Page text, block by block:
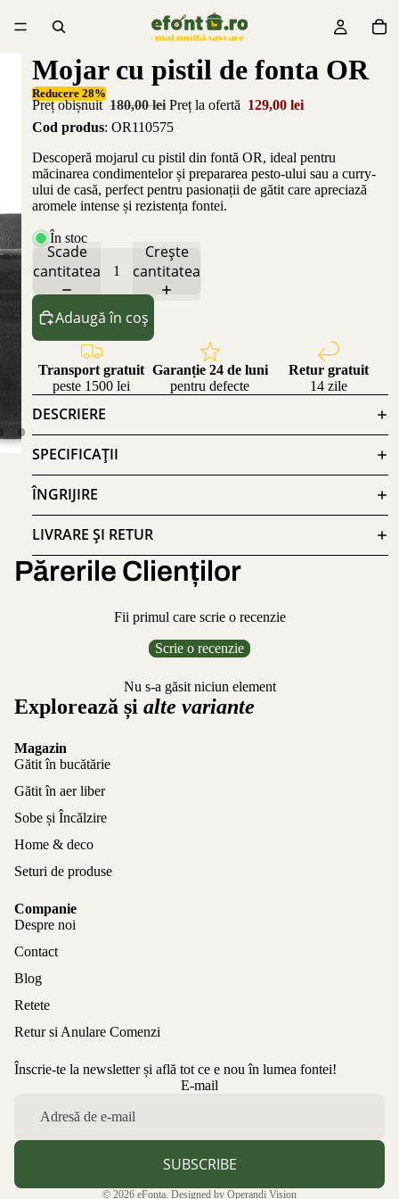
Mojar cu pistil de fonta OR
Reducere 28%
Preț obișnuit 180,00 lei Preț la ofertă 129,00 lei
Cod produs: OR110575
Descoperă mojarul cu pistil din fontă OR, ideal pentru
măcinarea condimentelor și prepararea pesto-ului sau a curry-
ului de casă, perfect pentru pasionații de gătit care apreciază
aromele intense și rezistența fontei.
În stoc
Scade
cantitatea
Crește
cantitatea
Adaugă în coș
Transport gratuit
peste 1500 lei
Garanție 24 de luni
pentru defecte
Retur gratuit
14 zile
DESCRIERE
SPECIFICAȚII
ÎNGRIJIRE
LIVRARE ȘI RETUR
Părerile Clienților
Fii primul care scrie o recenzie
Scrie o recenzie
Nu s-a găsit niciun element
Explorează și alte variante
Magazin
Gătit în bucătărie
Gătit în aer liber
Sobe și Încălzire
Home & deco
Seturi de produse
Companie
Despre noi
Contact
Blog
Retete
Retur si Anulare Comenzi
Înscrie-te la newsletter și află tot ce e nou în lumea fontei!
E-mail
SUBSCRIBE
© 2026 eFonta . Designed by Operandi Vision
Politica de confidențialitate